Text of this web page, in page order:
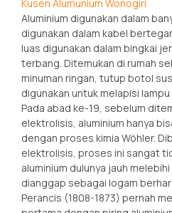
Kusen Alumunium Wonogiri
Aluminium digunakan dalam
digunakan dalam kabel
luas digunakan dalam bingkai
terbang. Ditemukan di rumah
minuman ringan, tutup botol
digunakan untuk melapisi
Pada abad ke-19, sebelum
elektrolisis, aluminium hanya
dengan proses kimia Wöhler.
elektrolisis, proses ini sangat
aluminium dulunya jauh
dianggap sebagai logam
Perancis (1808-1873) pernah